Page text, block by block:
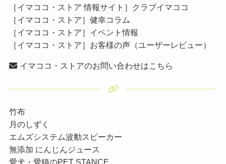
［イマココ・ストア 情報サイト］クラブイマココ
［イマココ・ストア］健幸コラム
［イマココ・ストア］イベント情報
［イマココ・ストア］お客様の声（ユーザーレビュー）
イマココ・ストアのお問い合わせはこちら
竹布
月のしずく
エムズシステム波動スピーカー
無添加 にんじんジュース
愛犬・愛猫のPET STANCE